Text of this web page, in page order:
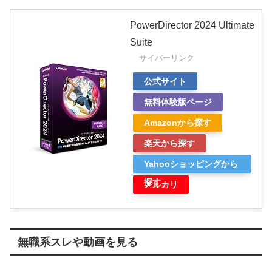
PowerDirector 2024 Ultimate
Suite
サイバーリンク
公式サイト
無料体験版ページ
Amazonから探す
楽天から探す
Yahooショッピングから
探す
メルカリ
無職系スレや動画を見る